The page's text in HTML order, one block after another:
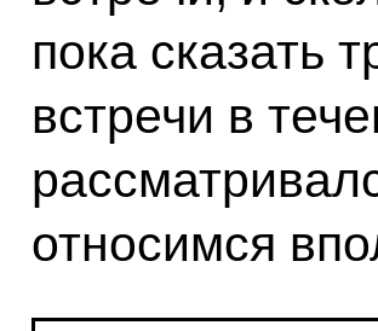
пока сказать
встречи в
относимся